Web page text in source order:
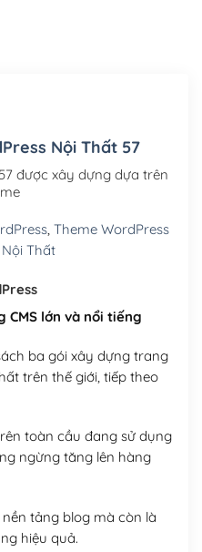
.org (1 năm)
(+300,000₫)
năm)(+550,000₫)
(+550,000₫)
(+950,000₫)
Nội Thất 57
được xây dựng dựa trên
, Theme WordPress
Thất
lớn và nổi tiếng
ba gói xây dựng trang
trên thế giới, tiếp theo
toàn cầu đang sử dụng
ngừng tăng lên hàng
tảng blog mà còn là
hiệu quả.